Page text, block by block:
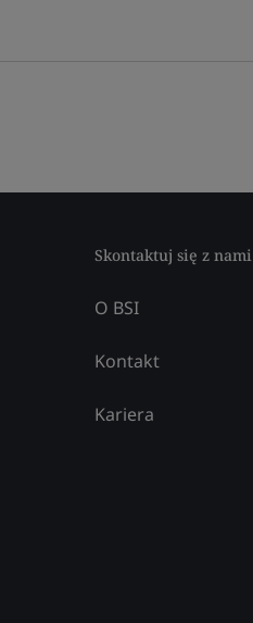
Skontaktuj się z nami
O BSI
Kontakt
Kariera